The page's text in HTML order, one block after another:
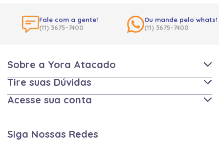
Fale com a gente!
(11) 3675-7400
Ou mande pelo whats!
(11) 3675-7400
Sobre a Yora Atacado
Tire suas Dúvidas
Acesse sua conta
Siga Nossas Redes